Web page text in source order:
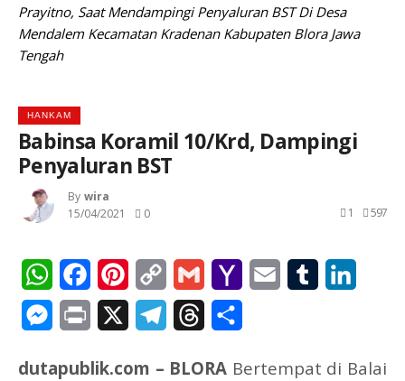
Prayitno, Saat Mendampingi Penyaluran BST Di Desa
Mendalem Kecamatan Kradenan Kabupaten Blora Jawa
Tengah
HANKAM
Babinsa Koramil 10/Krd, Dampingi
Penyaluran BST
By Wira
15/04/2021
0 597
1
WhatsAppFacebookPinterest
Copy
Link
Gmail
Yahoo
Email Tumblr
Messenger
Print TelegramThreads
dutapublik.com – BLORA Bertempat di Balai